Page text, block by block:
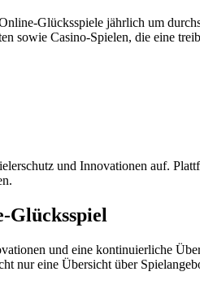
Glücksspiele jährlich um
sowie Casino-Spielen, die eine
und Innovationen auf.
Glücksspiel
und eine kontinuierliche
nur eine Übersicht über